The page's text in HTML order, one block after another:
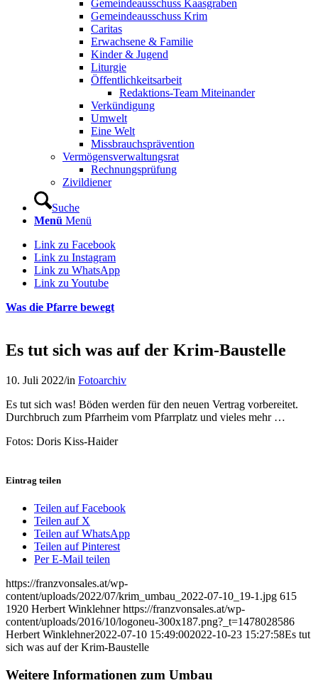
Gemeindeausschuss Kaasgraben
Gemeindeausschuss Krim
Caritas
Erwachsene & Familie
Kinder & Jugend
Liturgie
Öffentlichkeitsarbeit
Redaktions-Team Miteinander
Verkündigung
Umwelt
Eine Welt
Missbrauchsprävention
Vermögensverwaltungsrat
Rechnungsprüfung
Zivildiener
Suche
Menü Menü
Link zu Facebook
Link zu Instagram
Link zu WhatsApp
Link zu Youtube
Was die Pfarre bewegt
Es tut sich was auf der Krim-Baustelle
10. Juli 2022/in Fotoarchiv
Es tut sich was! Böden werden für den neuen Vertrag vorbereitet.
Durchbruch zum Pfarrheim vom Pfarrplatz und vieles mehr …
Fotos: Doris Kiss-Haider
Eintrag teilen
Teilen auf Facebook
Teilen auf X
Teilen auf WhatsApp
Teilen auf Pinterest
Per E-Mail teilen
https://franzvonsales.at/wp-
content/uploads/2022/07/krim_umbau_2022-07-10_19-1.jpg 615
1920 Herbert Winklehner https://franzvonsales.at/wp-
content/uploads/2016/10/logoneu-300x187.png?_t=1478028586
Herbert Winklehner2022-07-10 15:49:002022-10-23 15:27:58Es tut
sich was auf der Krim-Baustelle
Weitere Informationen zum Umbau